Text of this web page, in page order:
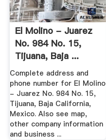
El Molino - Juarez
No. 984 No. 15,
Tijuana, Baja ...
Complete address and
phone number for El Molino
- Juarez No. 984 No. 15,
Tijuana, Baja California,
Mexico. Also see map,
other company information
and business ...